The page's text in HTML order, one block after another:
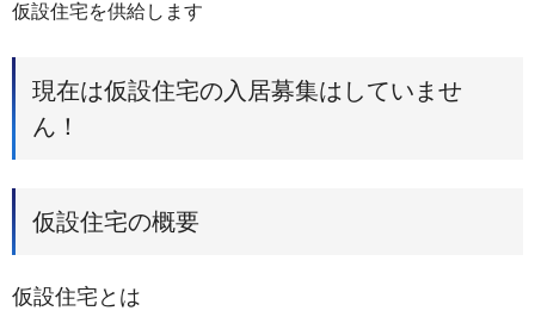
仮設住宅を供給します
現在は仮設住宅の入居募集はしていませ
ん！
仮設住宅の概要
仮設住宅とは